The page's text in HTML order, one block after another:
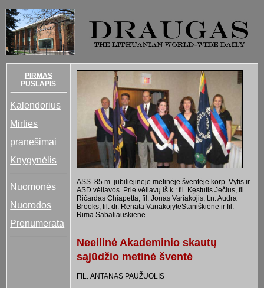
PIRMAS
PUSLAPIS
Kalendorius
Mirties
pranešimai
Knygynėlis
Nuomonės
Nuorodos
Prenumerata
ASS 85 m. jubiliejinėje metinėje šventėje korp. Vytis ir
ASD vėliavos. Prie vėliavų iš k.: fil. Kęstutis Ječius, fil.
Ričardas Chiapetta, fil. Jonas Variakojis, t.n. Audra
Brooks, fil. dr. Renata VariakojytėStaniškienė ir fil.
Rima Sabaliauskienė.
Neeilinė Akademinio skautų
sąjūdžio metinė šventė
FIL. ANTANAS PAUŽUOLIS